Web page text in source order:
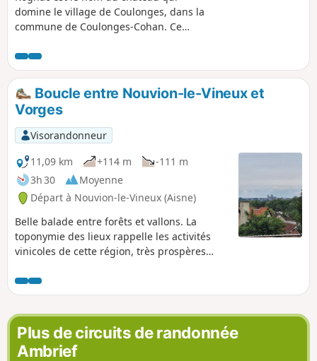
domine le village de Coulonges, dans la
commune de Coulonges-Cohan. Ce
(château privé) vous emmène sur le
haut de la colline, en lisière de la forêt,
avec de magnifiques vues sur
Coulonges, sur Cohan, Dravegny et la
vallée de l'Orillon vers Fismes.
Boucle entre Nouvion-le-Vineux et
Vorges
Visorandonneur
11,09 km
+114 m
-111 m
3h 30
Moyenne
Départ à Nouvion-le-Vineux (Aisne)
Belle balade entre forêts et vallons. La
toponymie des lieux rappelle les activités
vinicoles de cette région, très prospères
presque disparues. Toutefois, ce sera
l'occasion d'admirer au détour de quelques
rues un vendangeoir, un lavoir ou encore
une remarquable église, dans chacun des
villages traversés.
Plus de circuits de randonnée
Ambrief